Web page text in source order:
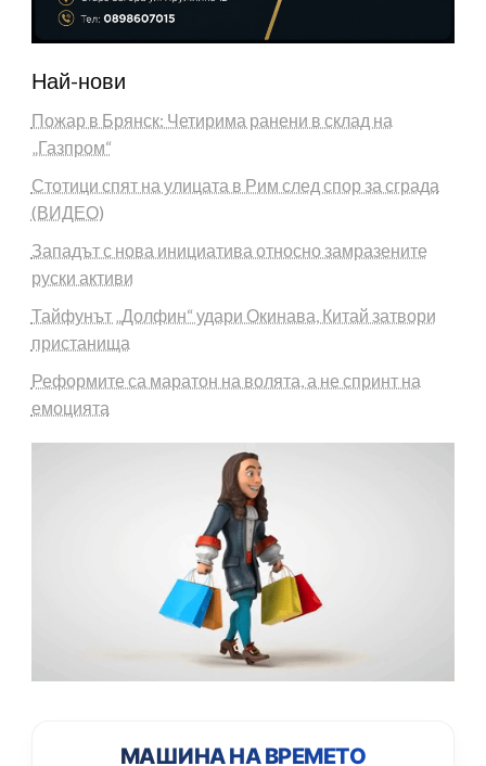
Най-нови
Пожар в Брянск: Четирима ранени в склад на
„Газпром“
Стотици спят на улицата в Рим след спор за сграда
(ВИДЕО)
Западът с нова инициатива относно замразените
руски активи
Тайфунът „Долфин“ удари Окинава, Китай затвори
пристанища
Реформите са маратон на волята, а не спринт на
емоцията
МАШИНА НА ВРЕМЕТО